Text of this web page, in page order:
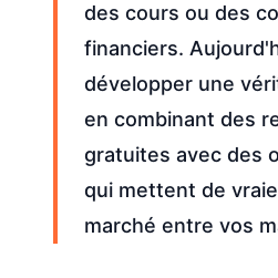
des cours ou des
financiers.
développer une
en combinant des
gratuites avec des
qui mettent de
marché entre vos